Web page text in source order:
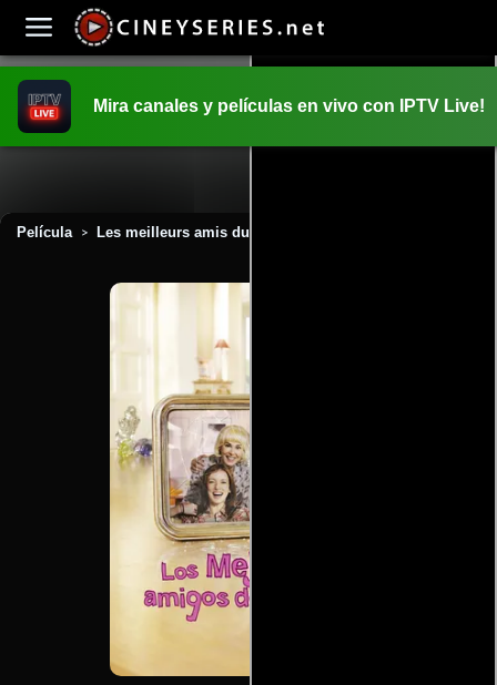
Mira canales y películas en vivo con IPTV Live!
Película > Les meilleurs amis du monde (2010)